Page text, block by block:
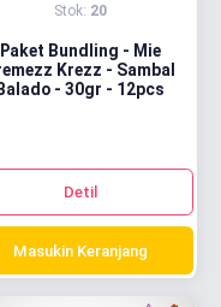
Stok: 20
Paket Bundling - Mie
Krezz - Sambal
Balado - 30gr - 12pcs
Detil
Masukin Keranjang